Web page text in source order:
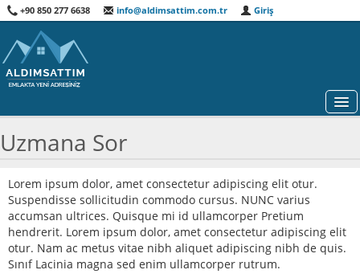
+90 850 277 6638 info@aldimsattim.com.tr Giriş
GAYRIMENKUL DANIŞMANLARI
ÖNE ÇIKANLAR
Uzmana Sor
Lorem ipsum dolor, amet consectetur adipiscing elit otur.
Suspendisse sollicitudin commodo cursus. NUNC varius
accumsan ultrices. Quisque mi id ullamcorper Pretium
hendrerit. Lorem ipsum dolor, amet consectetur adipiscing elit
otur. Nam ac metus vitae nibh aliquet adipiscing nibh de quis.
Sınıf Lacinia magna sed enim ullamcorper rutrum.